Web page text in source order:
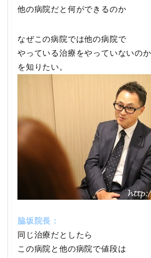
他の病院だと何ができるのか
なぜこの病院では他の病院で
やっている治療をやっていないのか
を知りたい。
脇坂院長：
同じ治療だとしたら
この病院と他の病院で値段は